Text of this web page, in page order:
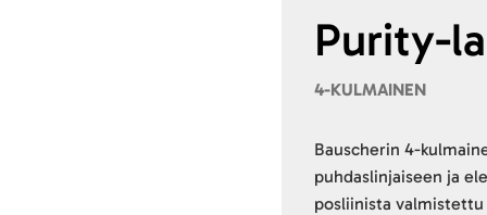
Purity-
4-KULMAINEN
Bauscherin 4-
puhdaslinjaiseen ja
posliinista valmistettu